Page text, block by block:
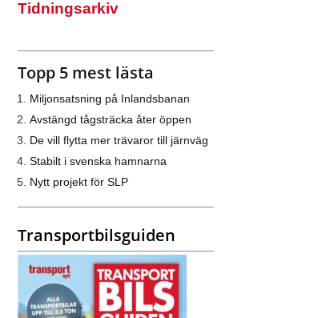
Tidningsarkiv
Topp 5 mest lästa
Miljonsatsning på Inlandsbanan
Avstängd tågsträcka åter öppen
De vill flytta mer trävaror till järnväg
Stabilt i svenska hamnarna
Nytt projekt för SLP
Transportbilsguiden